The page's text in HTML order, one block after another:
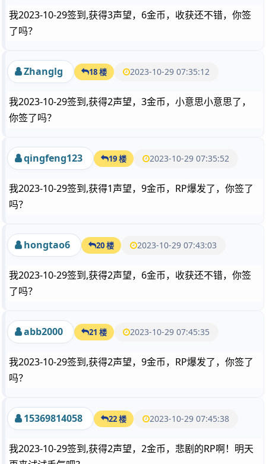
我2023-10-29签到,获得3声望，6金币，收获还不错，你签
了吗？
Zhanglg 18 楼 2023-10-29 07:35:12
我2023-10-29签到,获得2声望，3金币，小意思小意思了，
你签了吗？
qingfeng123 19 楼 2023-10-29 07:35:52
我2023-10-29签到,获得1声望，9金币，RP爆发了，你签了
吗？
hongtao6 20 楼 2023-10-29 07:43:03
我2023-10-29签到,获得2声望，6金币，收获还不错，你签
了吗？
abb2000 21 楼 2023-10-29 07:45:35
我2023-10-29签到,获得2声望，9金币，RP爆发了，你签了
吗？
15369814058 22 楼 2023-10-29 07:45:38
我2023-10-29签到,获得2声望，2金币，悲剧的RP啊！明天